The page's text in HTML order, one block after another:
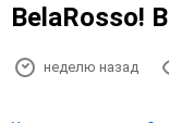
BelaRosso!
неделю назад